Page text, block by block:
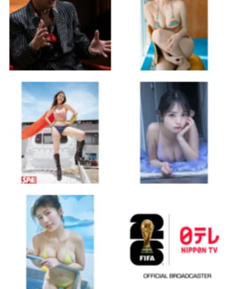
じていただけるのがうれしい限りで
しさは皆さんご存知の通りですが、丁
が津田さんのお芝居と声で語られるこ
実さや優しさがじんわりと伝わったと
さんって本当にすてきな人だな」と思
いますので、ぜひご期待ください。
グのシーンも第9話の見どころ。「レ
クも見える楽しい場面ではあります
裏にあるそれぞれの想いが随所に感じ
若菜さんも松村さんも津田さんも、役
とした表情ですごくすてきに演じてく
キャラクターにも、きれい事ではない